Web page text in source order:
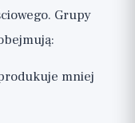
Grupy
mniej